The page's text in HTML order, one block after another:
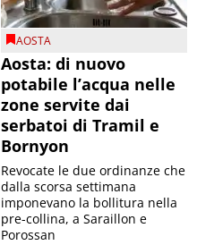
AOSTA
Aosta: di nuovo
potabile l’acqua nelle
zone servite dai
serbatoi di Tramil e
Bornyon
Revocate le due ordinanze che
dalla scorsa settimana
imponevano la bollitura nella
pre-collina, a Saraillon e
Porossan